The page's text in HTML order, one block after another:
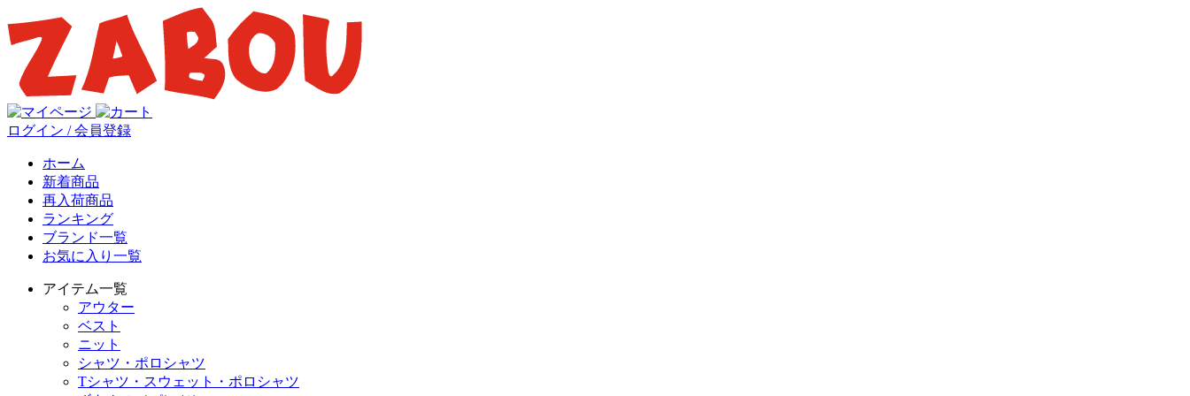
ログイン / 会員登録
ホーム
新着商品
再入荷商品
ランキング
ブランド一覧
お気に入り一覧
アイテム一覧
アウター
ベスト
ニット
シャツ・ポロシャツ
Tシャツ・スウェット・ポロシャツ